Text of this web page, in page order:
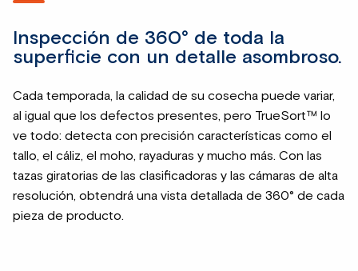
Inspección de 360° de toda la
superficie con un detalle asombroso.
Cada temporada, la calidad de su cosecha puede variar,
al igual que los defectos presentes, pero TrueSort™ lo
ve todo: detecta con precisión características como el
tallo, el cáliz, el moho, rayaduras y mucho más. Con las
tazas giratorias de las clasificadoras y las cámaras de alta
resolución, obtendrá una vista detallada de 360° de cada
pieza de producto.